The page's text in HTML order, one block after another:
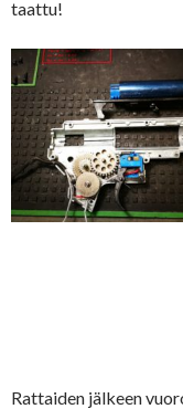
taattu!
Rattaiden jälkeen